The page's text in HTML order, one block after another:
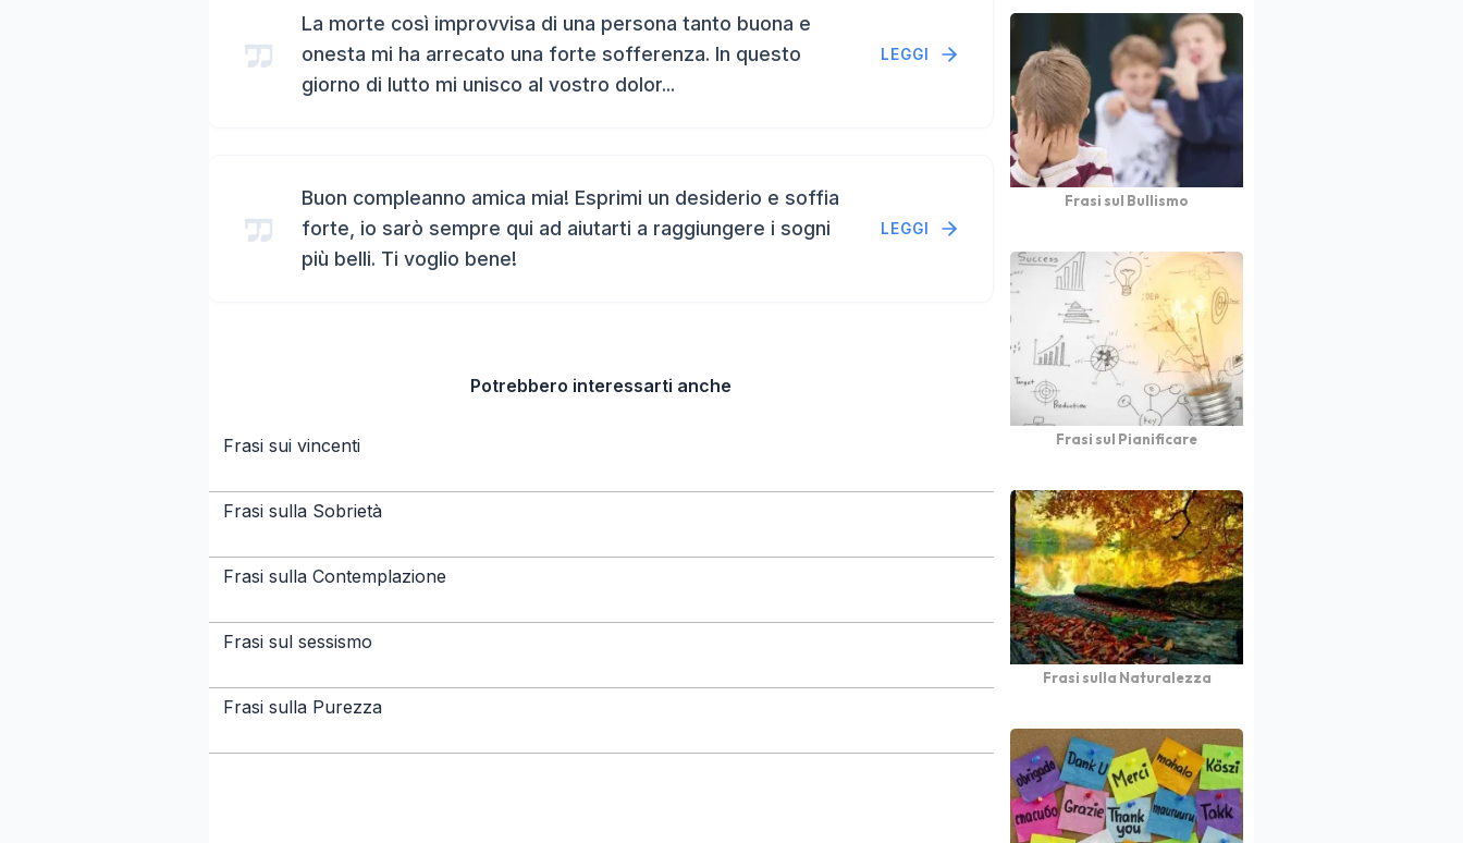
La morte così improvvisa di una persona tanto buona e
onesta mi ha arrecato una forte sofferenza. In questo
giorno di lutto mi unisco al vostro dolor...
LEGGI
Buon compleanno amica mia! Esprimi un desiderio e soffia
forte, io sarò sempre qui ad aiutarti a raggiungere i sogni
più belli. Ti voglio bene!
LEGGI
Potrebbero interessarti anche
Frasi sui vincenti
Frasi sulla Sobrietà
Frasi sulla Contemplazione
Frasi sul sessismo
Frasi sulla Purezza
Frasi sul Bullismo
Frasi sul Pianificare
Frasi sulla Naturalezza